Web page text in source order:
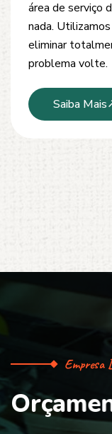
desobstrução
inspeção e
modernos e
serviço limpo,
Saiba Mais
Empresa
Orçame